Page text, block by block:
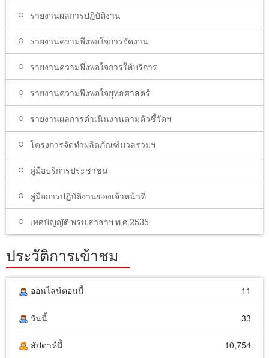
รายงานผลการปฏิบัติงาน
รายงานความพึงพอใจการจัดงาน
รายงานความพึงพอใจการให้บริการ
รายงานความพึงพอใจยุทธศาสตร์
รายงานผลการดำเนินงานตามตัวชี้วัดฯ
โครงการจัดทำผลิตภัณฑ์มวลรวมฯ
คู่มือบริการประชาชน
คู่มือการปฏิบัติงานของเจ้าหน้าที่
เทศบัญญัติ พรบ.สาธาฯ พ.ศ.2535
ประวัติการเข้าชม
ออนไลน์ตอนนี้ 11
วันนี้ 33
สัปดาห์นี้ 10,754